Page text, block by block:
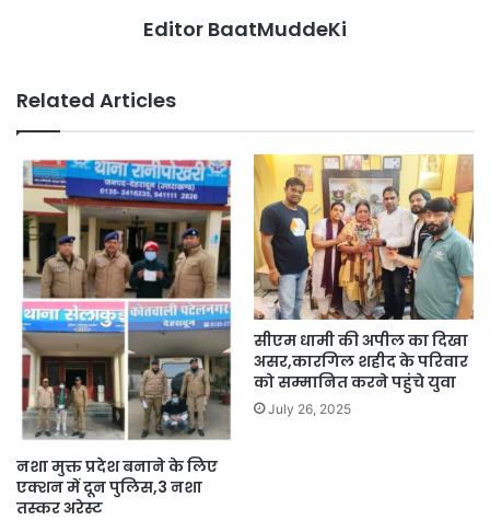
Editor BaatMuddeKi
Related Articles
नशा मुक्त प्रदेश बनाने के लिए
एक्शन में दून पुलिस,3 नशा
तस्कर अरेस्ट
सीएम धामी की अपील का दिखा
असर,कारगिल शहीद के परिवार
को सम्मानित करने पहुंचे युवा
July 26, 2025